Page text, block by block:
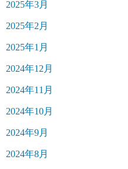
2025年3月
2025年2月
2025年1月
2024年12月
2024年11月
2024年10月
2024年9月
2024年8月